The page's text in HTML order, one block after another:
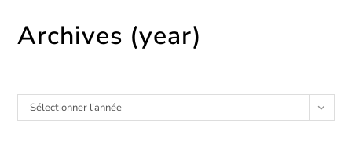
Archives (year)
Sélectionner l’année